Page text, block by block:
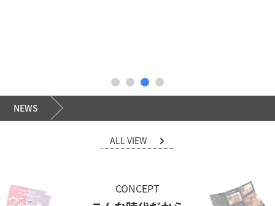
NEWS
ALL VIEW
CONCEPT